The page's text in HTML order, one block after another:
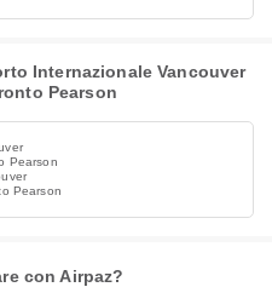
Internazionale Vancouver
Pearson
Pearson
Pearson
con Airpaz?